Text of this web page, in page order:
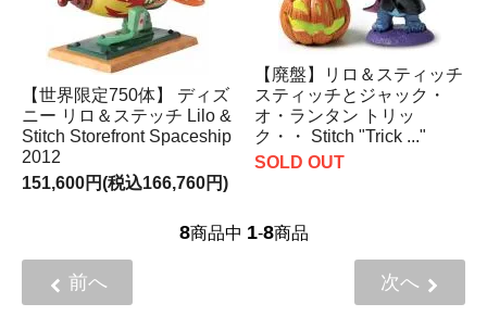
【世界限定750体】 ディズ
ニー リロ＆ステッチ Lilo &
Stitch Storefront Spaceship
2012
151,600円(税込166,760円)
【廃盤】リロ＆スティッチ
スティッチとジャック・
オ・ランタン トリッ
ク・・ Stitch "Trick ..."
SOLD OUT
8商品中 1-8商品
前へ 次へ